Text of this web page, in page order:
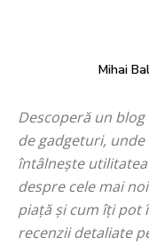
Mihai
Descoperă un
de gadgeturi,
întâlnește
despre cele mai
piață și cum îți pot
recenzii detaliate